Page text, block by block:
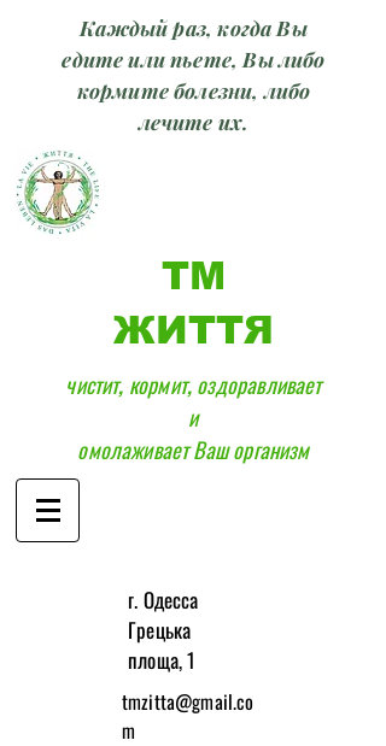
Каждый раз, когда Вы
едите или пьете, Вы либо
кормите болезни, либо
лечите их.
ТМ
ЖИТТЯ
чистит, кормит, оздоравливает
и
омолаживает Ваш организм
г. Одесса
Грецька
площа, 1
tmzitta@gmail.co
m